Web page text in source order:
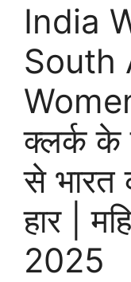
India
South
क्लर्क के
से भारत
हार |
2025